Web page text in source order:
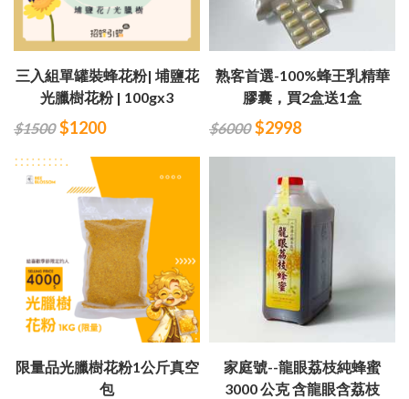
三入組單罐裝蜂花粉| 埔鹽花
光臘樹花粉 | 100gx3
$1500 $1200
熟客首選-100%蜂王乳精華
膠囊，買2盒送1盒
$6000 $2998
限量品光臘樹花粉1公斤真空
包
家庭號--龍眼荔枝純蜂蜜
3000 公克 含龍眼含荔枝